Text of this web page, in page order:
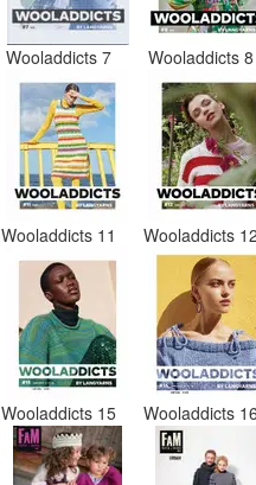
Wooladdicts 7 Wooladdicts
Wooladdicts 11 Wooladdicts
Wooladdicts 15 Wooladdicts